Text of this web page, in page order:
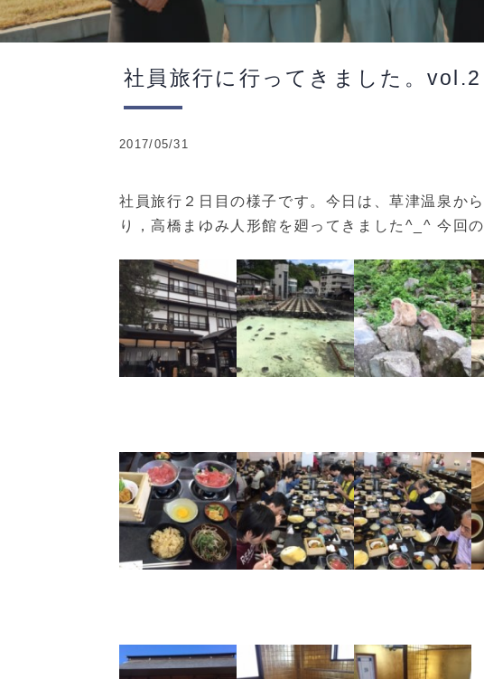
社員旅行に行ってきました。vol.2
2017/05/31
社員旅行２日目の様子です。今日は、草津温泉か
り，高橋まゆみ人形館を廻ってきました^_^ 今回